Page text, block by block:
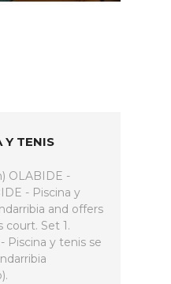
Y TENIS
OLABIDE -
- Piscina y
and offers
court. Set 1.
Piscina y tenis se